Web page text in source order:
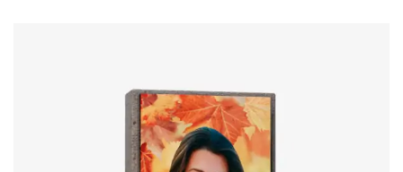
Наши работы
информация